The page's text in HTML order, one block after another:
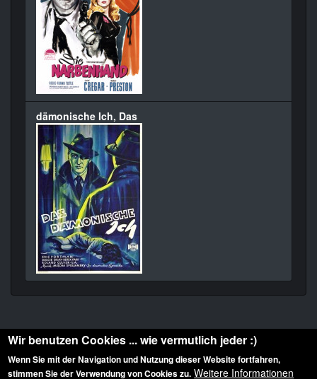
dämonische Ich, Das
Diese Website ist urheberrechtlich geschützt: © 2010-2026 der Film Noir de. Alle
Wir benutzen Cookies ... wie vermutlich jeder :)
Wenn Sie mit der Navigation und Nutzung dieser Website fortfahren,
stimmen Sie der Verwendung von Cookies zu. Weitere Informationen